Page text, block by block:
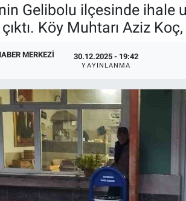
Gelibolu ilçesinde ihale
Köy Muhtarı Aziz
MERKEZI 30.12.2025 - 19:42
YAYINLANMA